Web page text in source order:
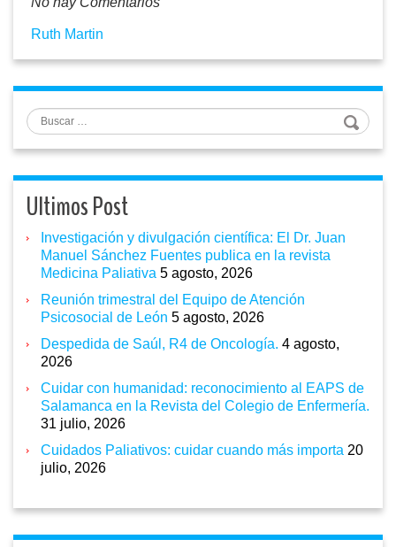
Ruth Martin
Buscar
Ultimos Post
Investigación y divulgación científica: El Dr. Juan
Manuel Sánchez Fuentes publica en la revista
Medicina Paliativa 5 agosto, 2026
Reunión trimestral del Equipo de Atención
Psicosocial de León 5 agosto, 2026
Despedida de Saúl, R4 de Oncología. 4 agosto,
2026
Cuidar con humanidad: reconocimiento al EAPS de
Salamanca en la Revista del Colegio de Enfermería.
31 julio, 2026
Cuidados Paliativos: cuidar cuando más importa 20
julio, 2026